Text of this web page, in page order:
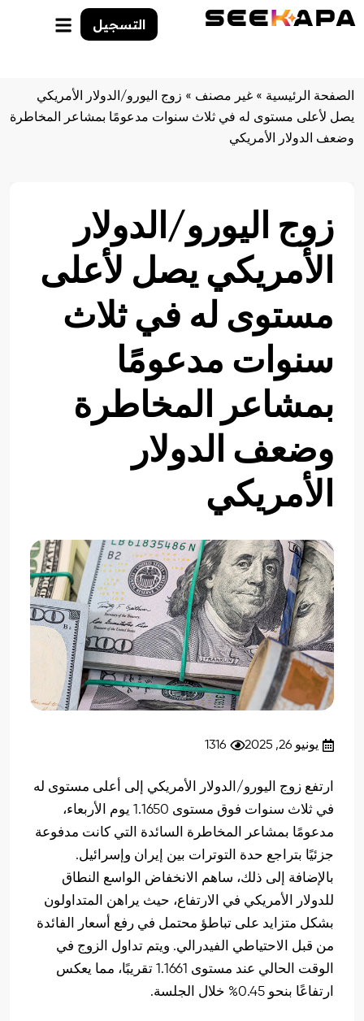
التسجيل
الصفحة الرئيسية » غير مصنف » زوج اليورو/الدولار الأمريكي
يصل لأعلى مستوى له في ثلاث سنوات مدعومًا بمشاعر المخاطرة
وضعف الدولار الأمريكي
زوج اليورو/الدولار
الأمريكي يصل لأعلى
مستوى له في ثلاث
سنوات مدعومًا
بمشاعر المخاطرة
وضعف الدولار
الأمريكي
يونيو 26, 2025 1316
ارتفع زوج اليورو/الدولار الأمريكي إلى أعلى مستوى له
في ثلاث سنوات فوق مستوى 1.1650 يوم الأربعاء،
مدعومًا بمشاعر المخاطرة السائدة التي كانت مدفوعة
جزئيًا بتراجع حدة التوترات بين إيران وإسرائيل.
بالإضافة إلى ذلك، ساهم الانخفاض الواسع النطاق
للدولار الأمريكي في الارتفاع، حيث يراهن المتداولون
بشكل متزايد على تباطؤ محتمل في رفع أسعار الفائدة
من قبل الاحتياطي الفيدرالي. ويتم تداول الزوج في
الوقت الحالي عند مستوى 1.1661 تقريبًا، مما يعكس
ارتفاعًا بنحو 0.45% خلال الجلسة.